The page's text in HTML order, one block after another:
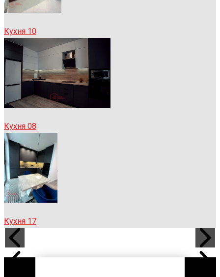
Кухня 10
Кухня 08
Кухня 17